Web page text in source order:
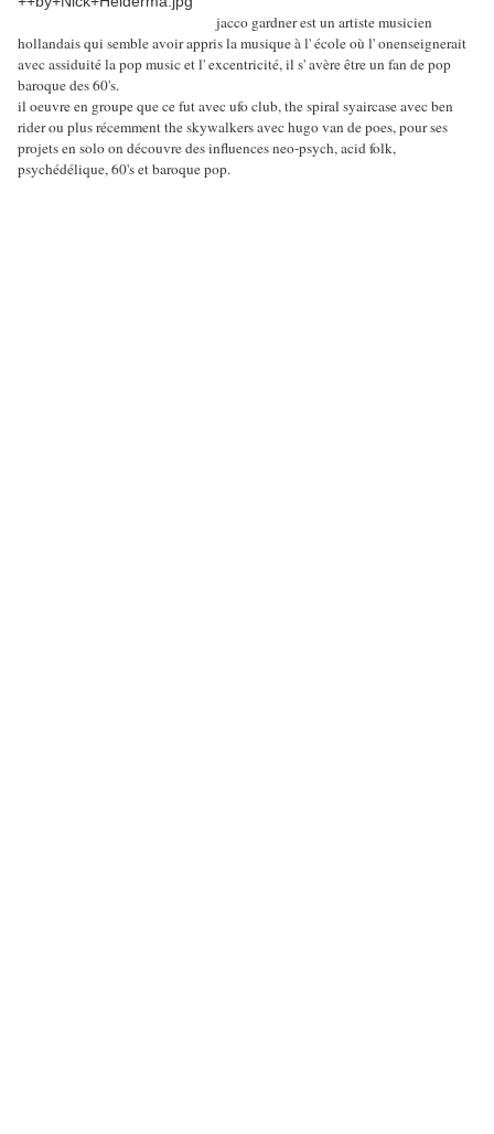
jacco gardner est un artiste musicien
hollandais qui semble avoir appris la musique à l' école où l' onenseignerait
avec assiduité la pop music et l' excentricité, il s' avère être un fan de pop
baroque des 60's.
il oeuvre en groupe que ce fut avec ufo club, the spiral syaircase avec ben
rider ou plus récemment the skywalkers avec hugo van de poes, pour ses
projets en solo on découvre des influences neo-psych, acid folk,
psychédélique, 60's et baroque pop.